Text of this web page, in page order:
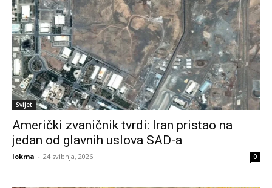
Svijet
Američki zvaničnik tvrdi: Iran pristao na
jedan od glavnih uslova SAD-a
lokma - 24 svibnja, 2026 0